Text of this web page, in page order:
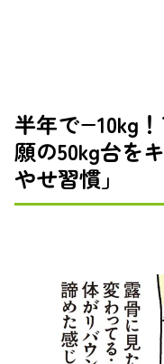
半年で−10kg
願の50kg台を
やせ習慣」